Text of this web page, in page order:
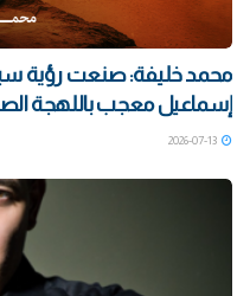
محمد خليفة: صنعت رؤية
إسماعيل معجب باللهجة